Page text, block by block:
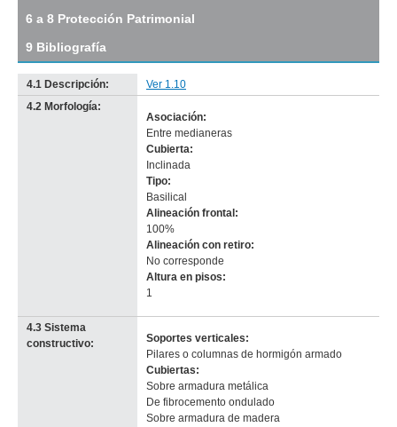
1825
(R
15)
Descargar
tamaño
original
6 a 8 Protección Patrimonial
9 Bibliografía
4.1 Descripción:
Ver 1.10
4.2 Morfología:
Asociación:
Entre medianeras
Cubierta:
Inclinada
Tipo:
Basilical
Alineación frontal:
100%
Alineación con retiro:
No corresponde
-
no
Altura en pisos:
1
4.3 Sistema
constructivo:
Soportes verticales:
Pilares o columnas de hormigón armado
Cubiertas:
Sobre armadura metálica
De fibrocemento ondulado
Sobre armadura de madera